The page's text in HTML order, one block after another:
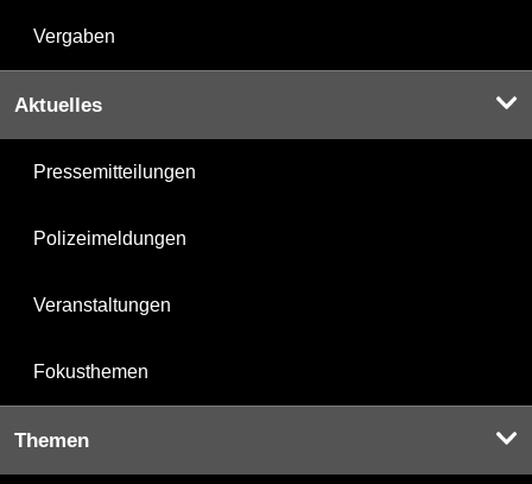
Vergaben
Aktuelles
Pressemitteilungen
Polizeimeldungen
Veranstaltungen
Fokusthemen
Themen